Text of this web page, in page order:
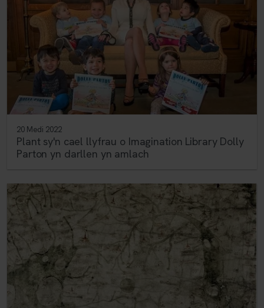
20 Medi 2022
Plant sy'n cael llyfrau o Imagination Library Dolly
Parton yn darllen yn amlach